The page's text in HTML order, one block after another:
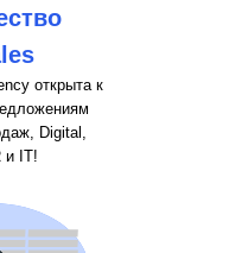
открыта к
Digital,
и IT!